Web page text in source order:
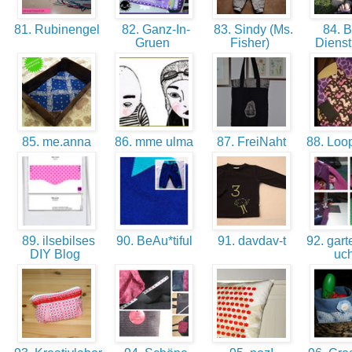
81. Rubinengel
82. Ganz-In-
Gruen
83. Sindy (Ms.
Fisher)
84.
85. me.anna 86. mme ulma 87. FreiNaht 88.
89. ilsebilses
DIY Blog
90. BeAu*tiful 91. davdav-t
92.